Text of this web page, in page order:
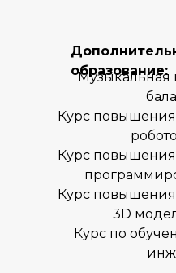
образование:
Музыкальная
Курс
Курс
Курс
3D
Курс по
+7 (980) 459-16-30
О нас
Заказать звонок